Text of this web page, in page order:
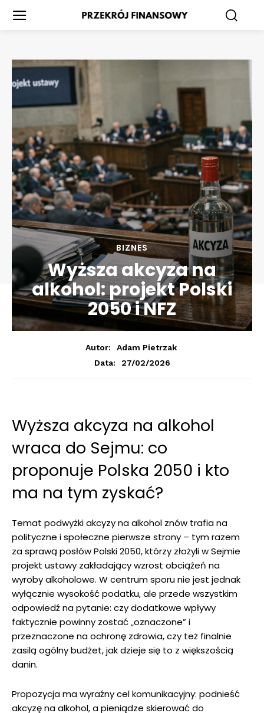
BIZNES
Wyższa akcyza na
alkohol: projekt Polski
2050 i NFZ
Autor:
Adam Pietrzak
Data:
27/02/2026
Wyższa akcyza na alkohol
wraca do Sejmu: co
proponuje Polska 2050 i kto
ma na tym zyskać?
Temat podwyżki akcyzy na alkohol znów trafia na
polityczne i społeczne pierwsze strony – tym razem
za sprawą posłów Polski 2050, którzy złożyli w Sejmie
projekt ustawy zakładający wzrost obciążeń na
wyroby alkoholowe. W centrum sporu nie jest jednak
wyłącznie wysokość podatku, ale przede wszystkim
odpowiedź na pytanie: czy dodatkowe wpływy
faktycznie powinny zostać „oznaczone” i
przeznaczone na ochronę zdrowia, czy też finalnie
zasilą ogólny budżet, jak dzieje się to z większością
danin.
Propozycja ma wyraźny cel komunikacyjny: podnieść
akcyzę na alkohol, a pieniądze skierować do